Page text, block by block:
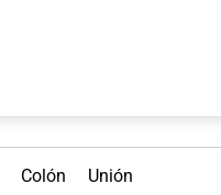
Colón Unión